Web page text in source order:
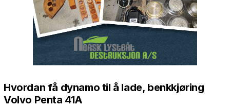
Hvordan få dynamo til å lade, benkkjøring
Volvo Penta 41A